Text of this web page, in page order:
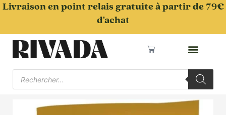
Aller
Livraison en point relais gratuite à partir de 79€
d'achat
Panier
Recherche
produits